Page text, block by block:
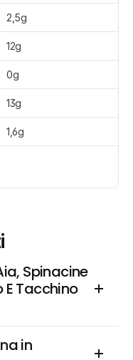
2,5g
12g
0g
13g
1,6g
Spinacine
Tacchino
in